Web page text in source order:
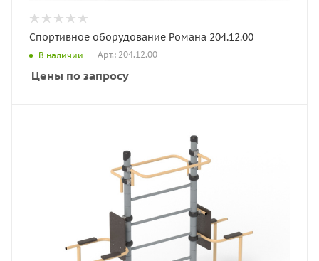
Спортивное оборудование Романа 204.12.00
В наличии Арт.: 204.12.00
Цены по запросу